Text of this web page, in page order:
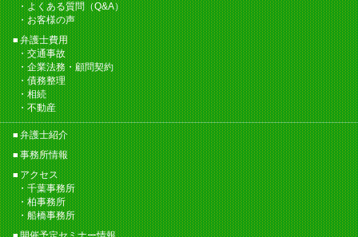
よくある質問（Q&A）
お客様の声
弁護士費用
交通事故
企業法務・顧問契約
債務整理
相続
不動産
弁護士紹介
事務所情報
アクセス
千葉事務所
柏事務所
船橋事務所